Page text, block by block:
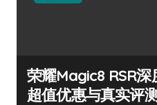
荣耀Magic8 RSR深
超值优惠与真实评测